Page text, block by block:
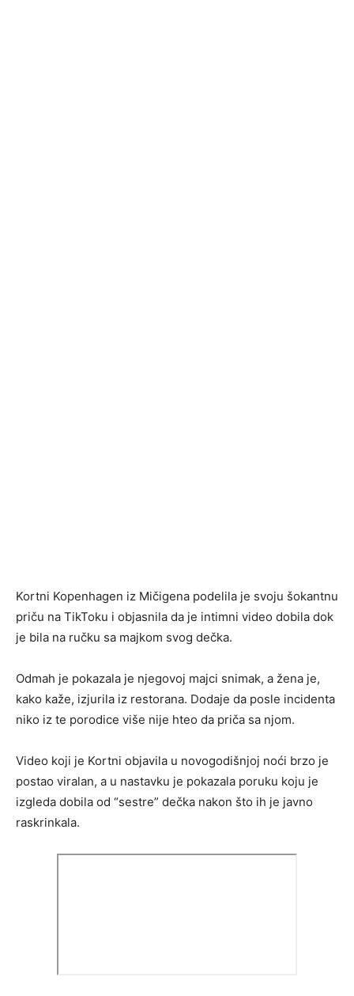
Kortni Kopenhagen iz Mičigena podelila je svoju šokantnu
priču na TikToku i objasnila da je intimni video dobila dok
je bila na ručku sa majkom svog dečka.
Odmah je pokazala je njegovoj majci snimak, a žena je,
kako kaže, izjurila iz restorana. Dodaje da posle incidenta
niko iz te porodice više nije hteo da priča sa njom.
Video koji je Kortni objavila u novogodišnjoj noći brzo je
postao viralan, a u nastavku je pokazala poruku koju je
izgleda dobila od “sestre” dečka nakon što ih je javno
raskrinkala.